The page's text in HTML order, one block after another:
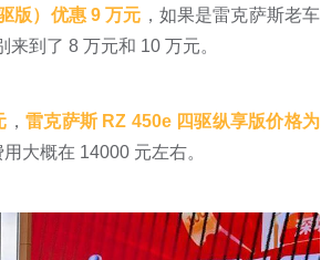
版）优惠 9 万元 ，如果是雷克萨斯老车
来到了 8 万元和 10 万元。
， 雷克萨斯 RZ 450e 四驱纵享版价格为
大概在 14000 元左右。